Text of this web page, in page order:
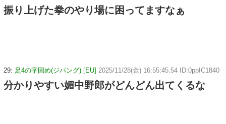
振り上げた拳のやり場に困ってますなぁ
29: 足4の字固め(ジパング) [EU] 2025/11/28(金) 16:55:45.54 ID:0ppIC1840
分かりやすい媚中野郎がどんどん出てくるな